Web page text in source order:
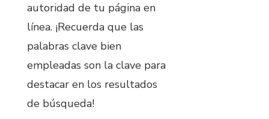
autoridad de tu página en
línea. ¡Recuerda que las
palabras clave bien
empleadas son la clave para
destacar en los resultados
de búsqueda!